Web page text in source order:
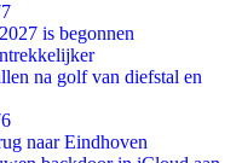
is begonnen
na golf van diefstal en
naar Eindhoven